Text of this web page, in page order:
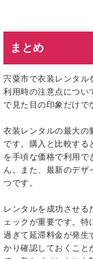
まとめ
宍粟市で衣装レンタル
利用時の注意点につい
で見た目の印象だけで
衣装レンタルの最大の
です。購入と比較する
を手頃な価格で利用
ん。また、最新のデザ
つです。
レンタルを成功させる
ェックが重要です。
過ぎて延滞料金が発生
かり確認しておくこと